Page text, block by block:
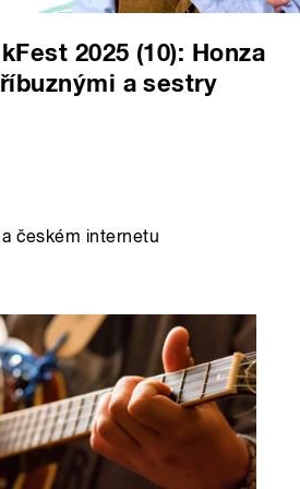
2025 (10): Honza
a sestry
českém internetu